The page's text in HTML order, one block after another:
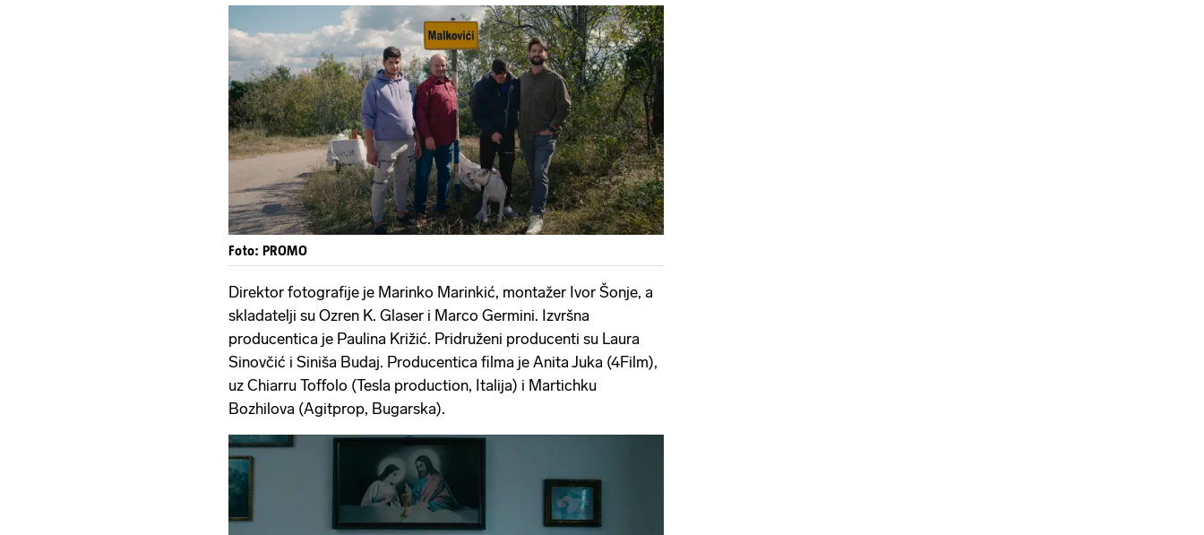
Foto: PROMO
Direktor fotografije je Marinko Marinkić, montažer Ivor Šonje, a
skladatelji su Ozren K. Glaser i Marco Germini. Izvršna
producentica je Paulina Križić. Pridruženi producenti su Laura
Sinovčić i Siniša Budaj. Producentica filma je Anita Juka (4Film),
uz Chiarru Toffolo (Tesla production, Italija) i Martichku
Bozhilova (Agitprop, Bugarska).